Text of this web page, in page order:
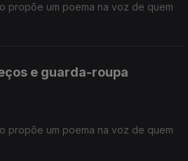
propõe um poema na voz de quem
e guarda-roupa
propõe um poema na voz de quem